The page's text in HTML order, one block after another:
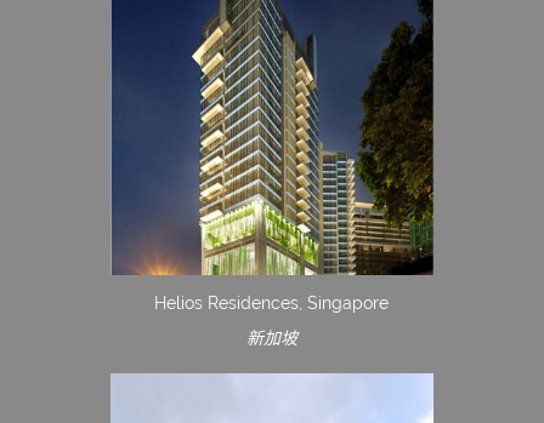
Helios Residences, Singapore
新加坡